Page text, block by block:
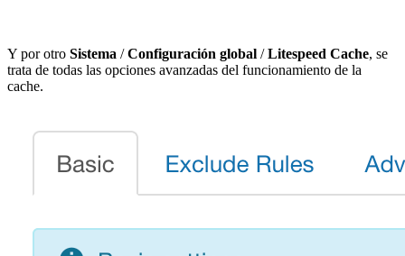
Y por otro Sistema /Configuración global /Litespeed Cache, se
trata de todas las opciones avanzadas del funcionamiento de la
cache.